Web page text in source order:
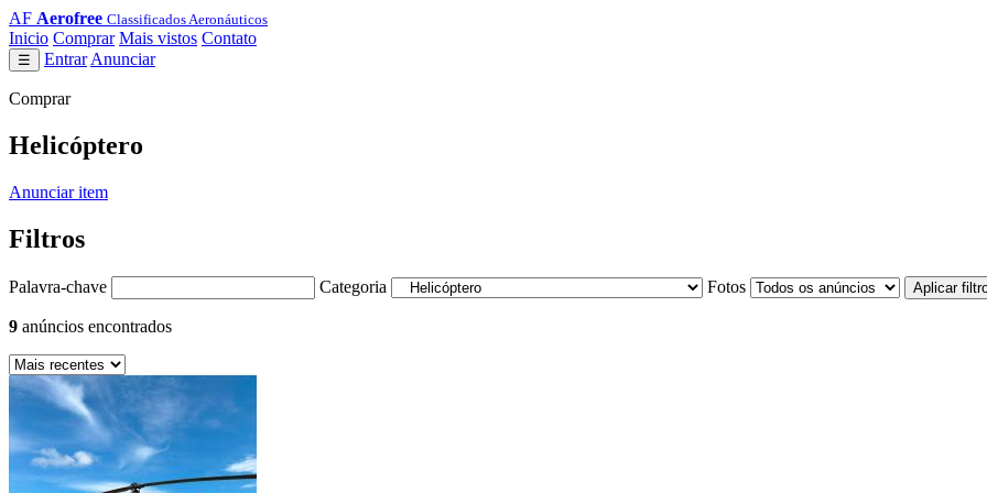
AF Aerofree Classificados Aeronáuticos
Inicio Comprar Mais vistos Contato
☰ Entrar Anunciar
Comprar
Helicóptero
Anunciar item
Filtros
Palavra-chave Categoria Fotos Aplicar
9 anúncios encontrados